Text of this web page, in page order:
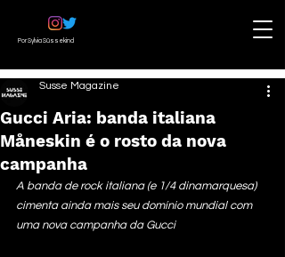
Por Sylvia Süssekind
Gucci Aria: banda italiana
Måneskin é o rosto da nova
campanha
Susse Magazine
A banda de rock italiana (e 1/4 dinamarquesa)
cimenta ainda mais seu domínio mundial com
uma nova campanha da Gucci